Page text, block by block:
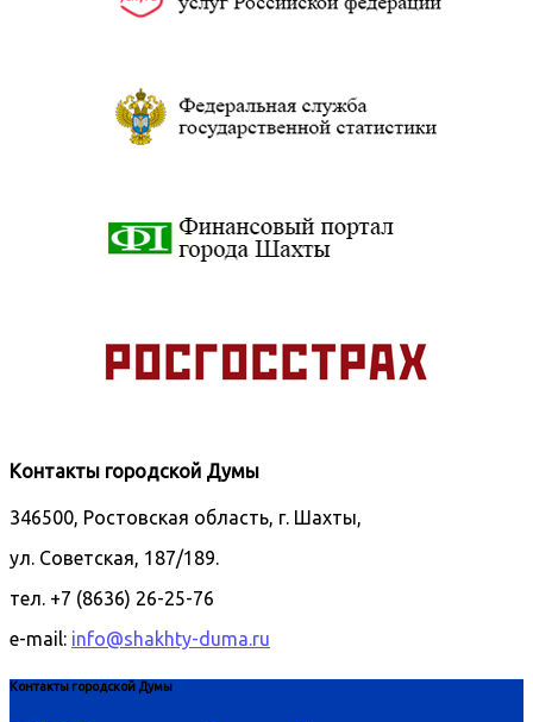
Контакты городской Думы
346500, Ростовская область, г. Шахты,
ул. Советская, 187/189.
тел. +7 (8636) 26-25-76
e-mail: info@shakhty-duma.ru
Контакты городской Думы